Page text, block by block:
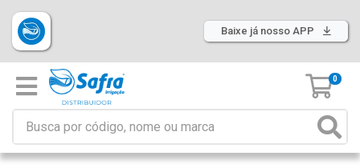
Baixe já nosso APP
0